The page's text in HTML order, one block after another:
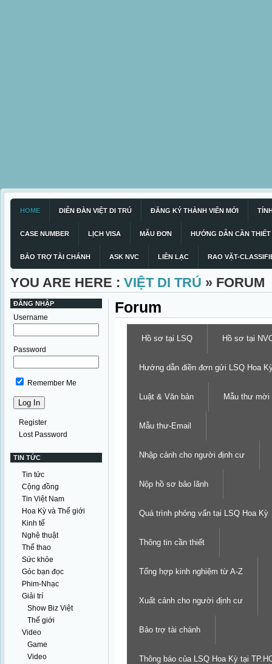
HOME DIỄN ĐÀN VIỆT DI TRÚ ĐĂNG KÝ THÀNH VIÊN MỚI
CASE NUMBER LỊCH VISA MẪU ĐƠN HƯỚNG DẪN CẦN THIẾT
BẢO TRỢ TÀI CHÁNH ASK NVC LIÊN LẠC RAO VẶT-
YOU ARE HERE : VIỆT DI TRÚ » FORUM
ĐĂNG NHẬP
Username
Password
Remember Me
Register
Lost Password
TIN TỨC
Tin tức
Cộng đồng
Tin Việt Nam
Hoa Kỳ và Thế giới
Kinh tế
Nghệ thuật
Thể thao
Sức khỏe
Góc bạn đọc
Phim-Nhạc
Giải trí
Show Biz Việt
Thế giới
Video
Game
Video
Forum
Hồ sơ tại LSQ Hồ sơ tại
Hướng dẫn điền đơn gửi LSQ Hoa
Luật & Văn bản Mẫu thư mời
Mẫu thư-Email
Nhập cảnh cho người định cư
Nộp hồ sơ bảo lãnh
Quá trình phỏng vấn tại LSQ Hoa Kỳ
Thông tin cần thiết
Tổng hợp kinh nghiệm từ A-Z
Xuất cảnh cho người định cư
Bảo trợ tài chánh
Thông báo của LSQ Hoa Kỳ tại